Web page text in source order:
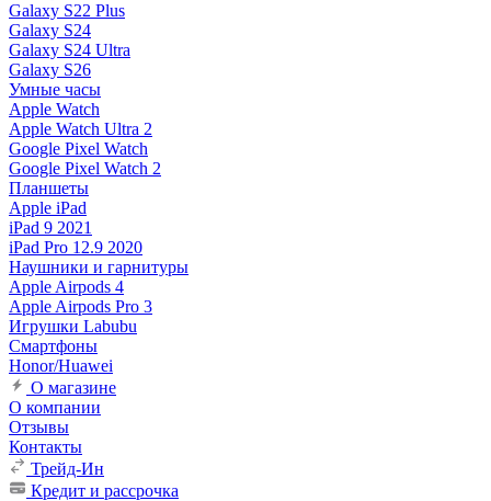
Galaxy S22 Plus
Galaxy S24
Galaxy S24 Ultra
Galaxy S26
Умные часы
Apple Watch
Apple Watch Ultra 2
Google Pixel Watch
Google Pixel Watch 2
Планшеты
Apple iPad
iPad 9 2021
iPad Pro 12.9 2020
Наушники и гарнитуры
Apple Airpods 4
Apple Airpods Pro 3
Игрушки Labubu
Смартфоны
Honor/Huawei
О магазине
О компании
Отзывы
Контакты
Трейд-Ин
Кредит и рассрочка